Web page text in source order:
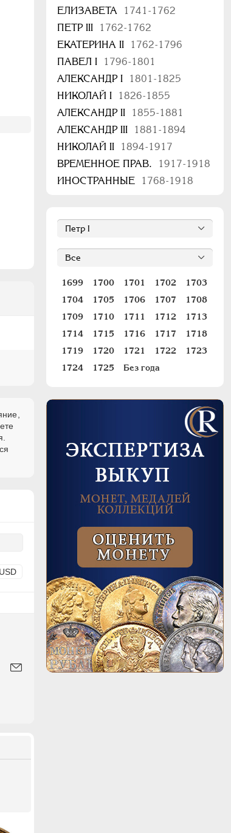
USD
ЕЛИЗАВЕТА
1741-1762
ПЕТР III
1762-1762
ЕКАТЕРИНА II
1762-1796
ПАВЕЛ I
1796-1801
АЛЕКСАНДР I
1801-1825
НИКОЛАЙ I
1826-1855
АЛЕКСАНДР II
1855-1881
АЛЕКСАНДР III
1881-1894
НИКОЛАЙ II
1894-1917
ВРЕМЕННОЕ ПРАВ.
1917-1918
ИНОСТРАННЫЕ
1768-1918
1699 1700 1701 1702
1703
1704
1705 1706 1707
1708
1709
1710 1711 1712
1713
1714
1715 1716 1717
1718
1719
1720 1721 1722
1723
1724
1725 Без года